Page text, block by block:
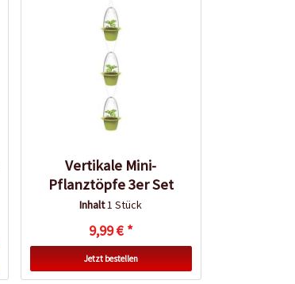
Vertikale Mini-
Pflanztöpfe 3er Set
Inhalt1 Stück
9,99 € *
Jetzt bestellen